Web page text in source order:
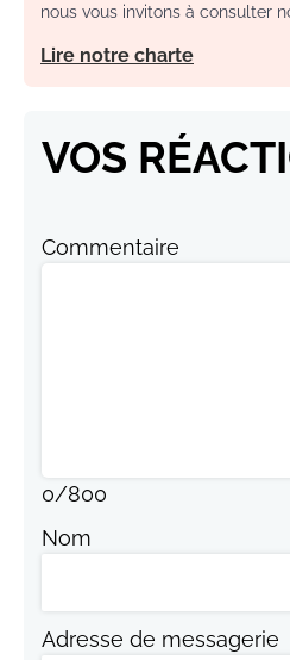
nous vous invitons à consulter
Lire notre charte
VOS
Commentaire
0/800
Nom
Adresse de messagerie